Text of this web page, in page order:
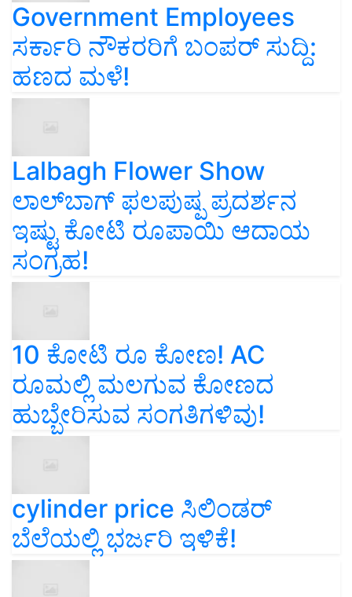
Government Employees
ಸರ್ಕಾರಿ ನೌಕರರಿಗೆ ಬಂಪರ್‌ ಸುದ್ದಿ:
ಹಣದ ಮಳೆ!
Lalbagh Flower Show
ಲಾಲ್‌ಬಾಗ್ ಫಲಪುಷ್ಪ ಪ್ರದರ್ಶನ
ಇಷ್ಟು ಕೋಟಿ ರೂಪಾಯಿ ಆದಾಯ
ಸಂಗ್ರಹ!
10 ಕೋಟಿ ರೂ ಕೋಣ! AC
ರೂಮಲ್ಲಿ ಮಲಗುವ ಕೋಣದ
ಹುಬ್ಬೇರಿಸುವ ಸಂಗತಿಗಳಿವು!
cylinder price ಸಿಲಿಂಡರ್‌
ಬೆಲೆಯಲ್ಲಿ ಭರ್ಜರಿ ಇಳಿಕೆ!